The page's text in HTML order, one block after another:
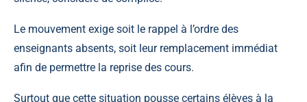
Le mouvement exige soit le rappel à l’ordre des
enseignants absents, soit leur remplacement immédiat
afin de permettre la reprise des cours.
Surtout que cette situation pousse certains élèves à la